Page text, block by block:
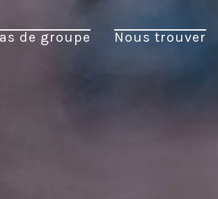
de groupe Nous trouver